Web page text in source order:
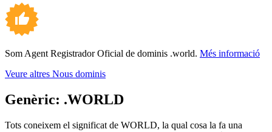
Som Agent Registrador Oficial de dominis .world. Més informació
Veure altres Nous dominis
Genèric: .WORLD
Tots coneixem el significat de WORLD, la qual cosa la fa una